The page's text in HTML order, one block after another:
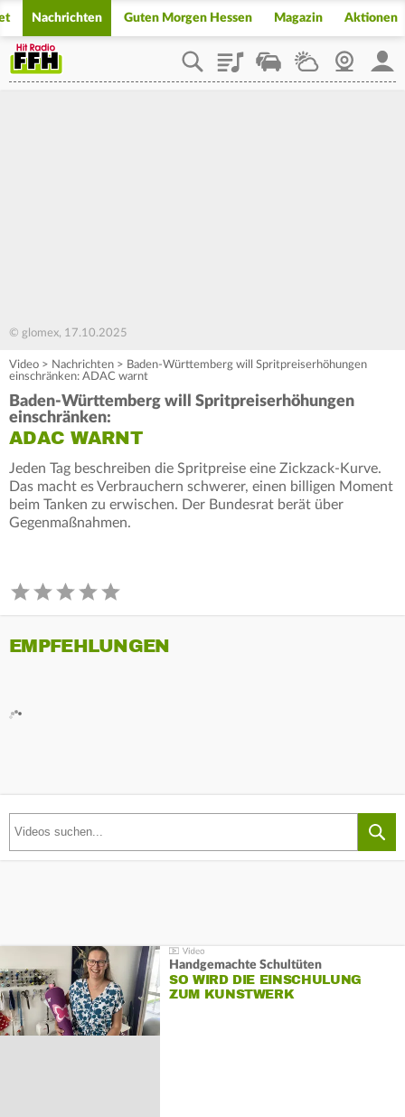
Nachrichten Guten Morgen Hessen Magazin Aktionen
PlaylistStaupilotWetterWebcam
© glomex, 17.10.2025
Video > Nachrichten > Baden-Württemberg will Spritpreiserhöhungen
einschränken: ADAC warnt
Baden-Württemberg will Spritpreiserhöhungen
einschränken:
ADAC WARNT
Jeden Tag beschreiben die Spritpreise eine Zickzack-Kurve.
Das macht es Verbrauchern schwerer, einen billigen Moment
beim Tanken zu erwischen. Der Bundesrat berät über
Gegenmaßnahmen.
EMPFEHLUNGEN
Handgemachte Schultüten
SO WIRD DIE EINSCHULUNG
ZUM KUNSTWERK